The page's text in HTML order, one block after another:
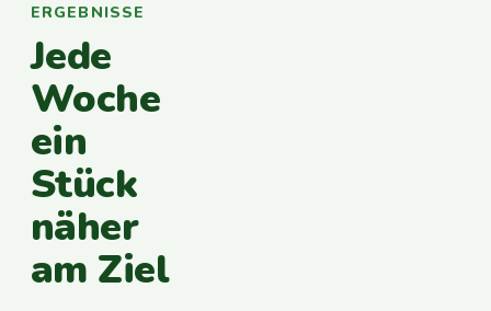
ERGEBNISSE
Jede
Woche
ein
Stück
näher
am Ziel